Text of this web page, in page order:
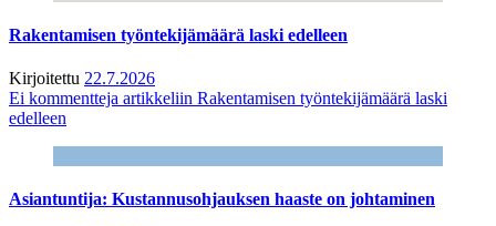
Rakentamisen työntekijämäärä laski edelleen
Kirjoitettu 22.7.2026
Ei kommentteja artikkeliin Rakentamisen työntekijämäärä laski
edelleen
Asiantuntija: Kustannusohjauksen haaste on johtaminen